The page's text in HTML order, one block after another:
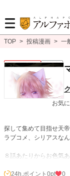
TOP > 投稿漫画 > 一
一般女性向け 連載中
お気
探して集めて目指せ天帝
ラブコメ、シリアスな
８話あたりからお色気あ
本編完結後、日常編へ
24h.ポイント 0pt
0